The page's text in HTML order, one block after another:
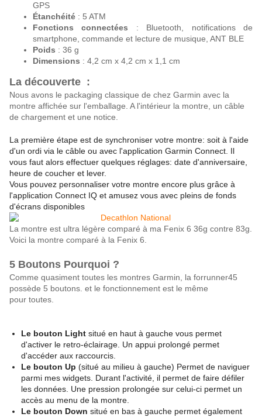
GPS
Étanchéité : 5 ATM
Fonctions connectées : Bluetooth, notifications de
smartphone, commande et lecture de musique, ANT BLE
Poids : 36 g
Dimensions : 4,2 cm x 4,2 cm x 1,1 cm
La découverte :
Nous avons le packaging classique de chez Garmin avec la
montre affichée sur l'emballage. A l'intérieur la montre, un câble
de chargement et une notice.
La première étape est de synchroniser votre montre: soit à l'aide
d'un ordi via le câble ou avec l'application Garmin Connect. Il
vous faut alors effectuer quelques réglages: date d'anniversaire,
heure de coucher et lever.
Vous pouvez personnaliser votre montre encore plus grâce à
l'application Connect IQ et amusez vous avec pleins de fonds
d'écrans disponibles
La montre est ultra légère comparé à ma Fenix 6 36g contre 83g.
Voici la montre comparé à la Fenix 6.
5 Boutons Pourquoi ?
Comme quasiment toutes les montres Garmin, la forrunner45
possède 5 boutons. et le fonctionnement est le même
pour toutes.
Le bouton Light situé en haut à gauche vous permet
d'activer le retro-éclairage. Un appui prolongé permet
d'accéder aux raccourcis.
Le bouton Up (situé au milieu à gauche) Permet de naviguer
parmi mes widgets. Durant l'activité, il permet de faire défiler
les données. Une pression prolongée sur celui-ci permet un
accès au menu de la montre.
Le bouton Down situé en bas à gauche permet également